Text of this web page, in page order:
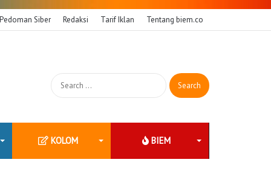
Pedoman Siber Redaksi Tarif Iklan Tentang biem.co
Search
for:
KOLOM BIEM